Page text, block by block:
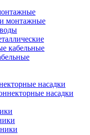
монтажные
кабельные
насадки
насадки